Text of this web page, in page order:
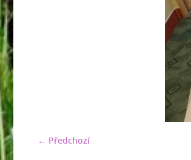
← Předchozí